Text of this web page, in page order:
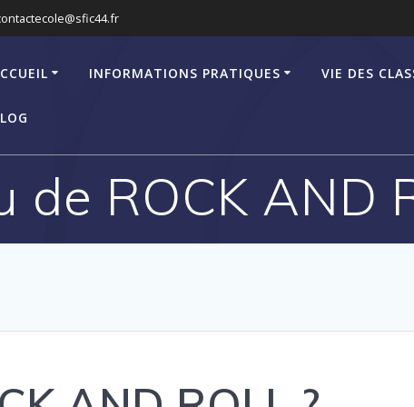
INFORMATIONS PRATIQUES VIE DES
de ROCK AND